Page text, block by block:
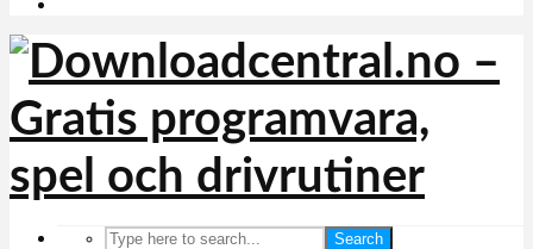
Search